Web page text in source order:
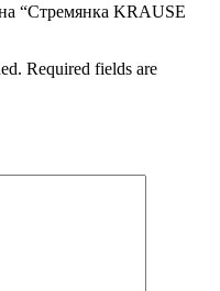
“Стремянка KRAUSE
Required fields are